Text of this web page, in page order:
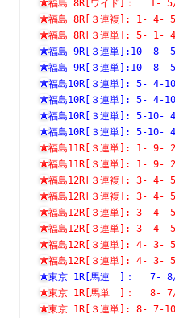
福島 8R[ワイド]：　
福島 8R[３連複]: 1-
福島 8R[３連単]: 5-
福島 9R[３連単
福島 9R[３連単]:10-
福島10R[３連単]: 5- 4-
福島10R[３連単]: 5- 4-
福島10R[３連単]: 5-10-
福島10R[３連単]: 5-10-
福島11R[３連単]: 1- 9- 2/
福島11R[３連単]: 1- 9- 2/
福島12R[３連複]: 3- 4-
福島12R[３連複]: 3- 4-
福島12R[３連単]: 3- 4-
福島12R[３連単]: 3- 4-
福島12R[３連単]: 4- 3-
福島12R[３連単]: 4- 3-
東京 1R[馬連　]：
東京 1R[馬単　]：
東京 1R[３連単]: 8-